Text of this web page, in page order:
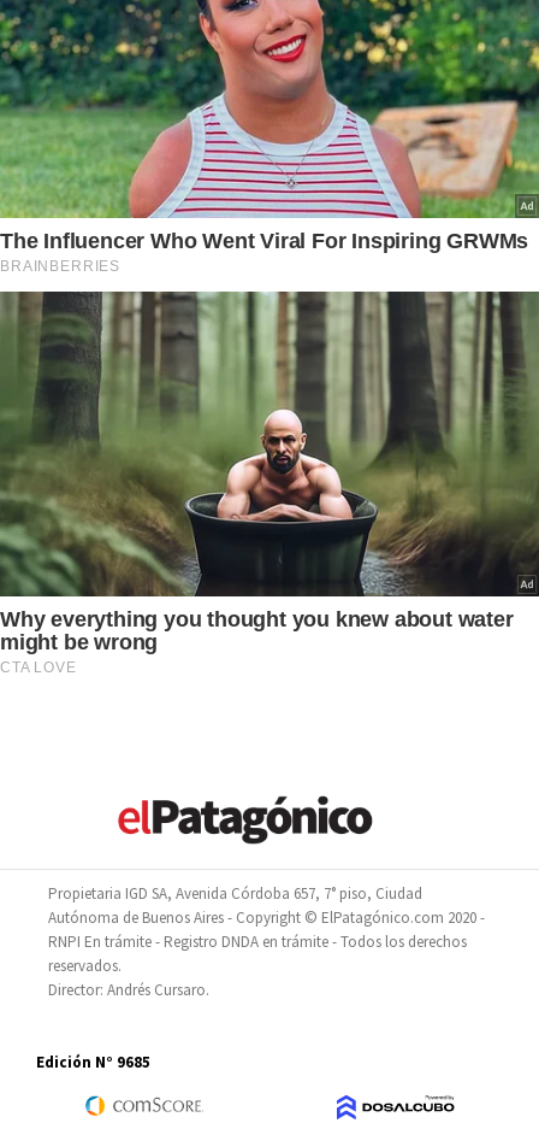
Propietaria IGD SA, Avenida Córdoba 657, 7° piso, Ciudad
Autónoma de Buenos Aires - Copyright © ElPatagónico.com 2020 -
RNPI En trámite - Registro DNDA en trámite - Todos los derechos
reservados.
Director: Andrés Cursaro.
Edición N° 9685